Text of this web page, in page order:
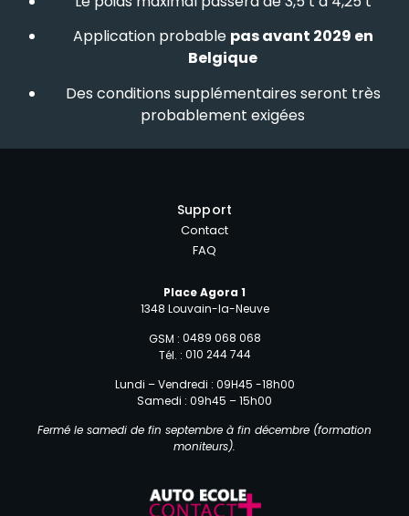
Application probable pas avant 2029 en
Belgique
Des conditions supplémentaires seront très
probablement exigées
Support
Contact
FAQ
Place Agora 1
1348 Louvain-la-Neuve
GSM : 0489 068 068
Tél. : 010 244 744
Lundi – Vendredi : 09H45 -18h00
Samedi : 09h45 – 15h00
Fermé le samedi de fin septembre à fin décembre (formation
moniteurs).